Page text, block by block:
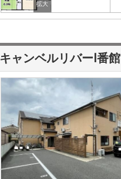
キャンベルリバーⅠ番館